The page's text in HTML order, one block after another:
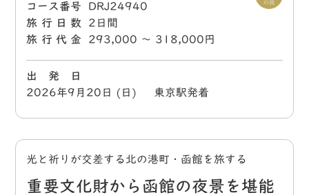
コース番号
DRJ24940
旅行日数
2日間
旅行代金
293,000 〜 318,000円
出 発 日
2026年9月20日 (日) 東京駅発着
光と祈りが交差する北の港町・函館を旅する
重要文化財から函館の夜景を堪能